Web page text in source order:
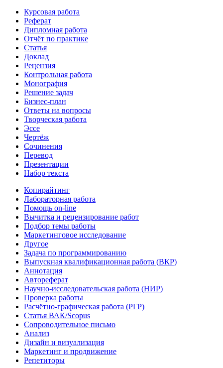
Курсовая работа
Реферат
Дипломная работа
Отчёт по практике
Статья
Доклад
Рецензия
Контрольная работа
Монография
Решение задач
Бизнес-план
Ответы на вопросы
Творческая работа
Эссе
Чертёж
Сочинения
Перевод
Презентации
Набор текста
Копирайтинг
Лабораторная работа
Помощь on-line
Вычитка и рецензирование работ
Подбор темы работы
Маркетинговое исследование
Другое
Задача по программированию
Выпускная квалификационная работа (ВКР)
Аннотация
Автореферат
Научно-исследовательская работа (НИР)
Проверка работы
Расчётно-графическая работа (РГР)
Статья ВАК/Scopus
Сопроводительное письмо
Анализ
Дизайн и визуализация
Маркетинг и продвижение
Репетиторы